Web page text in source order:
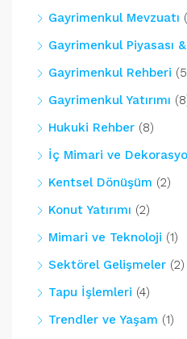
Gayrimenkul Mevzuatı
Gayrimenkul Piyasası
Gayrimenkul Rehberi
Gayrimenkul Yatırımı
Hukuki Rehber (8)
İç Mimari ve
Kentsel Dönüşüm (2)
Konut Yatırımı (2)
Mimari ve Teknoloji (1)
Sektörel Gelişmeler (2)
Tapu İşlemleri (4)
Trendler ve Yaşam (1)